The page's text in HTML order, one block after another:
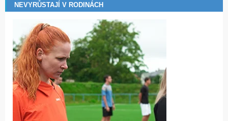
NEVYRŮSTAJÍ V RODINÁCH